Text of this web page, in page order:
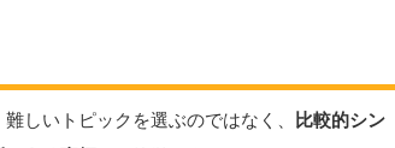
しいトピックを選ぶのではなく、
比較的シン